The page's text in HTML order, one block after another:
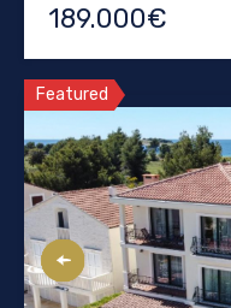
189.000€
Featured